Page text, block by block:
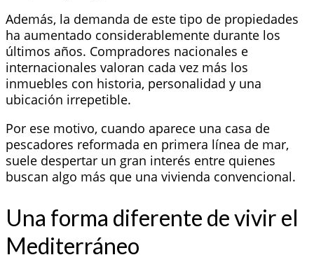
Además, la demanda de este tipo de propiedades
ha aumentado considerablemente durante los
últimos años. Compradores nacionales e
internacionales valoran cada vez más los
inmuebles con historia, personalidad y una
ubicación irrepetible.
Por ese motivo, cuando aparece una casa de
pescadores reformada en primera línea de mar,
suele despertar un gran interés entre quienes
buscan algo más que una vivienda convencional.
Una forma diferente de vivir el
Mediterráneo